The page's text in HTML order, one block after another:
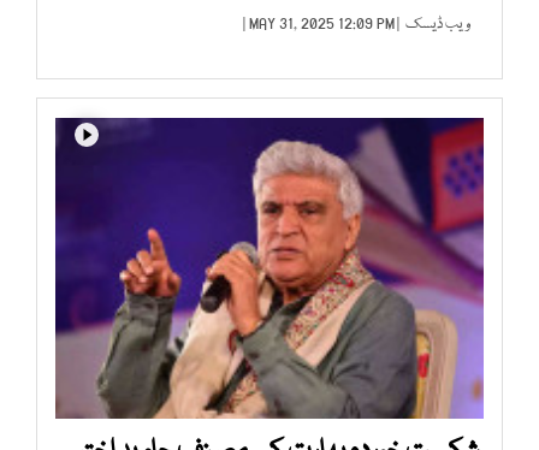
ویب ڈیسک | MAY 31, 2025 12:09 PM |